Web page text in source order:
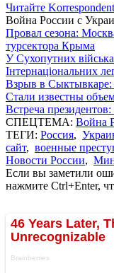
Читайте
Война России с
Провал сезона:
турсектора Крыма
У Сухопутних
Інтернаціональних
Взрыв в Сыктывкаре:
Стали известны
Встреча
СПЕЦТЕМА: Война
ТЕГИ: Россия,
сайт, военные
Новости России,
Если вы заметили
нажмите Ctrl+Enter,